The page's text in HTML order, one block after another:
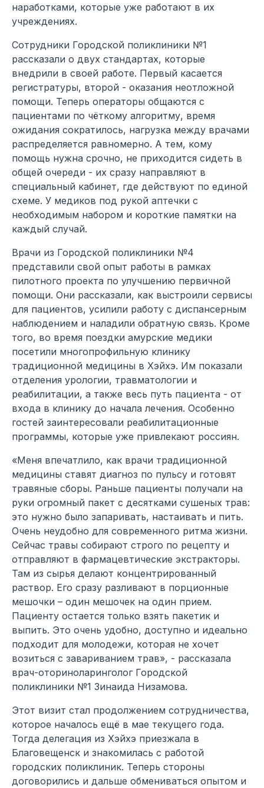
наработками, которые уже работают в их
учреждениях.
Сотрудники Городской поликлиники №1
рассказали о двух стандартах, которые
внедрили в своей работе. Первый касается
регистратуры, второй - оказания неотложной
помощи. Теперь операторы общаются с
пациентами по чёткому алгоритму, время
ожидания сократилось, нагрузка между врачами
распределяется равномерно. А тем, кому
помощь нужна срочно, не приходится сидеть в
общей очереди - их сразу направляют в
специальный кабинет, где действуют по единой
схеме. У медиков под рукой аптечки с
необходимым набором и короткие памятки на
каждый случай.
Врачи из Городской поликлиники №4
представили свой опыт работы в рамках
пилотного проекта по улучшению первичной
помощи. Они рассказали, как выстроили сервисы
для пациентов, усилили работу с диспансерным
наблюдением и наладили обратную связь. Кроме
того, во время поездки амурские медики
посетили многопрофильную клинику
традиционной медицины в Хэйхэ. Им показали
отделения урологии, травматологии и
реабилитации, а также весь путь пациента - от
входа в клинику до начала лечения. Особенно
гостей заинтересовали реабилитационные
программы, которые уже привлекают россиян.
«Меня впечатлило, как врачи традиционной
медицины ставят диагноз по пульсу и готовят
травяные сборы. Раньше пациенты получали на
руки огромный пакет с десятками сушеных трав:
это нужно было запаривать, настаивать и пить.
Очень неудобно для современного ритма жизни.
Сейчас травы собирают строго по рецепту и
отправляют в фармацевтические экстракторы.
Там из сырья делают концентрированный
раствор. Его сразу разливают в порционные
мешочки – один мешочек на один прием.
Пациенту остается только взять пакетик и
выпить. Это очень удобно, доступно и идеально
подходит для молодежи, которая не хочет
возиться с завариванием трав», - рассказала
врач-оториноларинголог Городской
поликлиники №1 Зинаида Низамова.
Этот визит стал продолжением сотрудничества,
которое началось ещё в мае текущего года.
Тогда делегация из Хэйхэ приезжала в
Благовещенск и знакомилась с работой
городских поликлиник. Теперь стороны
договорились и дальше обмениваться опытом и